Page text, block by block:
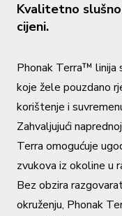
Kvalitetno
cijeni.
Phonak Terra™ linija
koje žele pouzdano
korištenje i
Zahvaljujući
Terra omogućuje
zvukova iz okoline u
Bez obzira
okruženju, Phonak